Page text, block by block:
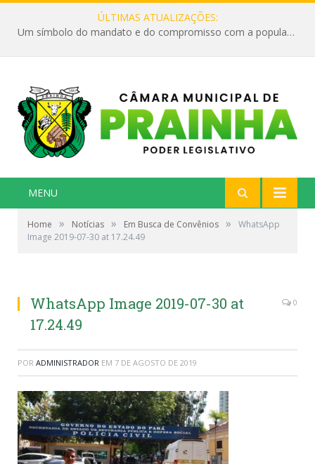
ÚLTIMAS ATUALIZAÇÕES:
Um símbolo do mandato e do compromisso com a população
MENU
Home » Notícias » Em Busca de Convênios »
WhatsApp
Image 2019-07-30 at 17.24.49
WhatsApp Image 2019-07-30 at
17.24.49
0
POR ADMINISTRADOR EM 7 DE AGOSTO DE 2019